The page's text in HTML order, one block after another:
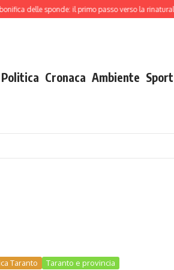
delle sponde: il primo passo verso la
Politica Cronaca Ambiente Sport
Taranto Taranto e provincia